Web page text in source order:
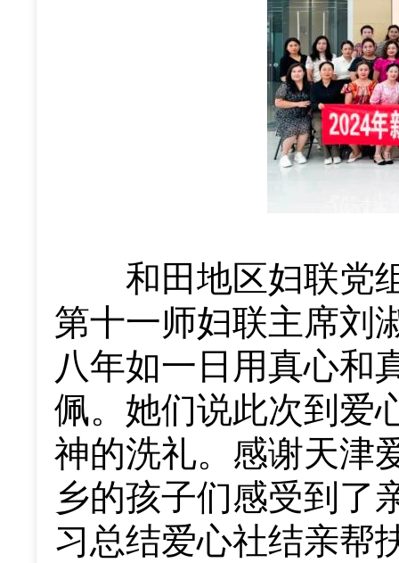
和田地区妇联党组
第十一师妇联主席刘
八年如一日用真心和
佩。她们说此次到爱
神的洗礼。感谢天津
乡的孩子们感受到了
习总结爱心社结亲帮